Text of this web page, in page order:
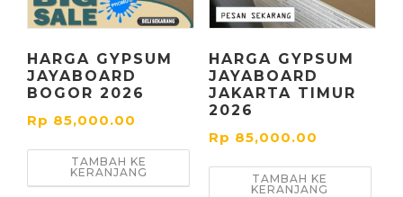
HARGA GYPSUM
JAYABOARD
BOGOR 2026
Rp 85,000.00
TAMBAH KE
KERANJANG
HARGA GYPSUM
JAYABOARD
JAKARTA TIMUR
2026
Rp 85,000.00
TAMBAH KE
KERANJANG